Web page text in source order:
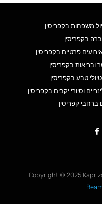
משפחות בקפריסין
בקפריסין
פרטיים בקפריסין
ובריאות בקפריסין
טיולי טבע בקפריסין
וסיורי יקבים בקפריסין
ברחבי קפריסין
Copyright © 2025